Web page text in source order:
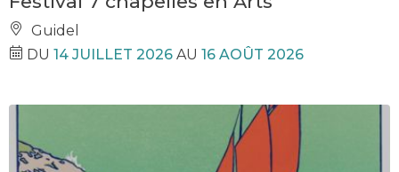
Guidel
DU 14 JUILLET 2026 AU 16 AOÛT 2026